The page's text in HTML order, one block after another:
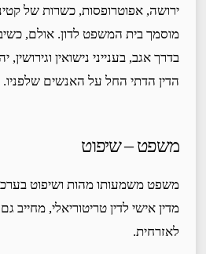
ירושה, אפוטרופסות, כשרות של
מוסמך בית המשפט לדון. אולם,
בדרך אגב, בענייני נישואין וגירושין,
הדין הדתי החל על האנשים שלפניו.
משפט – שיפוט
משפט משמעותו מהות ושיפוט
מדין אישי לדין טריטוריאלי, מחייב
לאזרחית.